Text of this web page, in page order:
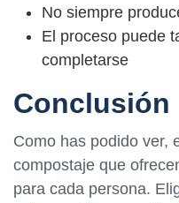
No siempre
El proceso puede
completarse
Conclusión
Como has podido ver,
compostaje que
para cada persona.